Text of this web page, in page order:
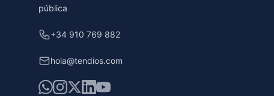
pública
+34 910 769 882
hola@tendios.com
WhatsApp
Instagram
X LinkedIn
YouTube